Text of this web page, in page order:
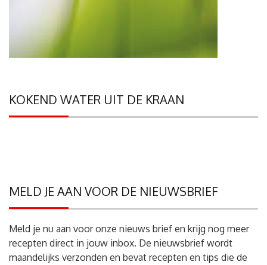
KOKEND WATER UIT DE KRAAN
MELD JE AAN VOOR DE NIEUWSBRIEF
Meld je nu aan voor onze nieuws brief en krijg nog meer
recepten direct in jouw inbox. De nieuwsbrief wordt
maandelijks verzonden en bevat recepten en tips die de